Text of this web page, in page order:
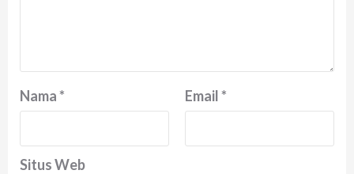
Nama* Email*
Situs Web